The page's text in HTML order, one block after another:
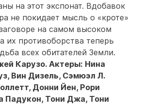
на этот экспонат. Вдобавок
не покидает мысль о «кроте»
на самом высоком
их противоборства теперь
всех обитателей Земли.
Карузо. Актеры: Нина
Вин Дизель, Сэмюэл Л.
Донни Йен, Рори
Падукон, Тони Джа, Тони